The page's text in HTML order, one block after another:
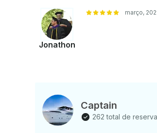
Jonathon
março,
Captain
262 total de